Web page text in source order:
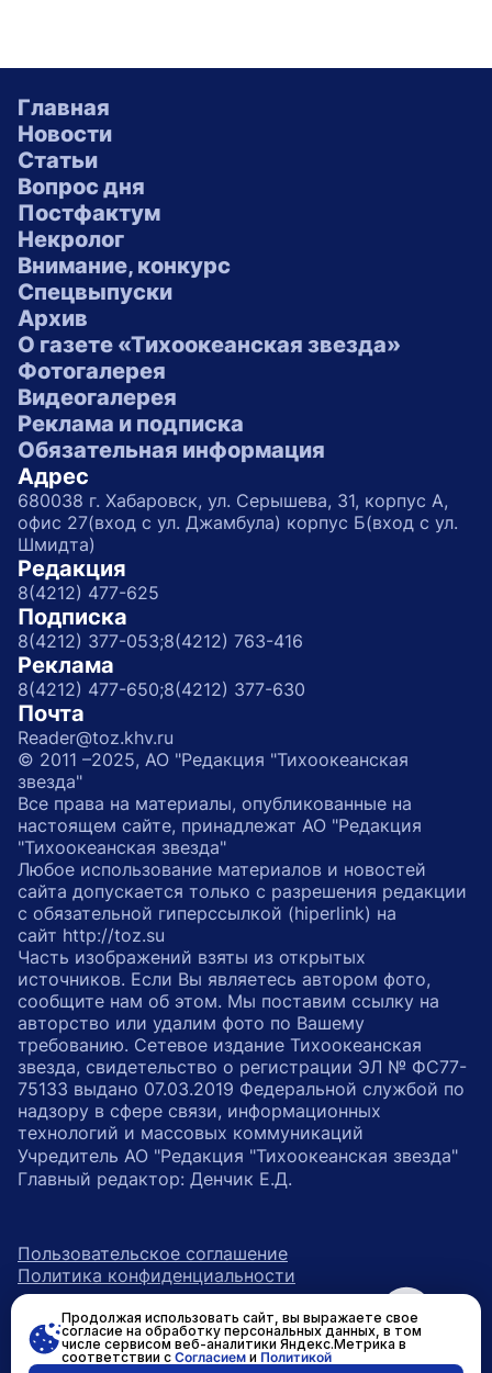
Главная
Новости
Статьи
Вопрос дня
Постфактум
Некролог
Внимание, конкурс
Спецвыпуски
Архив
О газете «Тихоокеанская звезда»
Фотогалерея
Видеогалерея
Реклама и подписка
Обязательная информация
Адрес
680038 г. Хабаровск, ул. Серышева, 31, корпус А,
офис 27(вход с ул. Джамбула) корпус Б(вход с ул.
Шмидта)
Редакция
8(4212) 477-625
Подписка
8(4212) 377-053;8(4212) 763-416
Реклама
8(4212) 477-650;8(4212) 377-630
Почта
Reader@toz.khv.ru
© 2011 –2025, АО "Редакция "Тихоокеанская
звезда"
Все права на материалы, опубликованные на
настоящем сайте, принадлежат АО "Редакция
"Тихоокеанская звезда"
Любое использование материалов и новостей
сайта допускается только с разрешения редакции
с обязательной гиперссылкой (hiperlink) на
сайт http://toz.su
Часть изображений взяты из открытых
источников. Если Вы являетесь автором фото,
сообщите нам об этом. Мы поставим ссылку на
авторство или удалим фото по Вашему
требованию. Сетевое издание Тихоокеанская
звезда, свидетельство о регистрации ЭЛ № ФС77-
75133 выдано 07.03.2019 Федеральной службой по
надзору в сфере связи, информационных
технологий и массовых коммуникаций
Учредитель АО "Редакция "Тихоокеанская звезда"
Главный редактор: Денчик Е.Д.
Пользовательское соглашение
Политика конфиденциальности
ссылка на главную
возрастное ограничение 16+
Продолжая использовать сайт, вы выражаете свое
согласие на обработку персональных данных, в том
числе сервисом веб-аналитики Яндекс.Метрика в
соответствии с Согласиеми Политикой